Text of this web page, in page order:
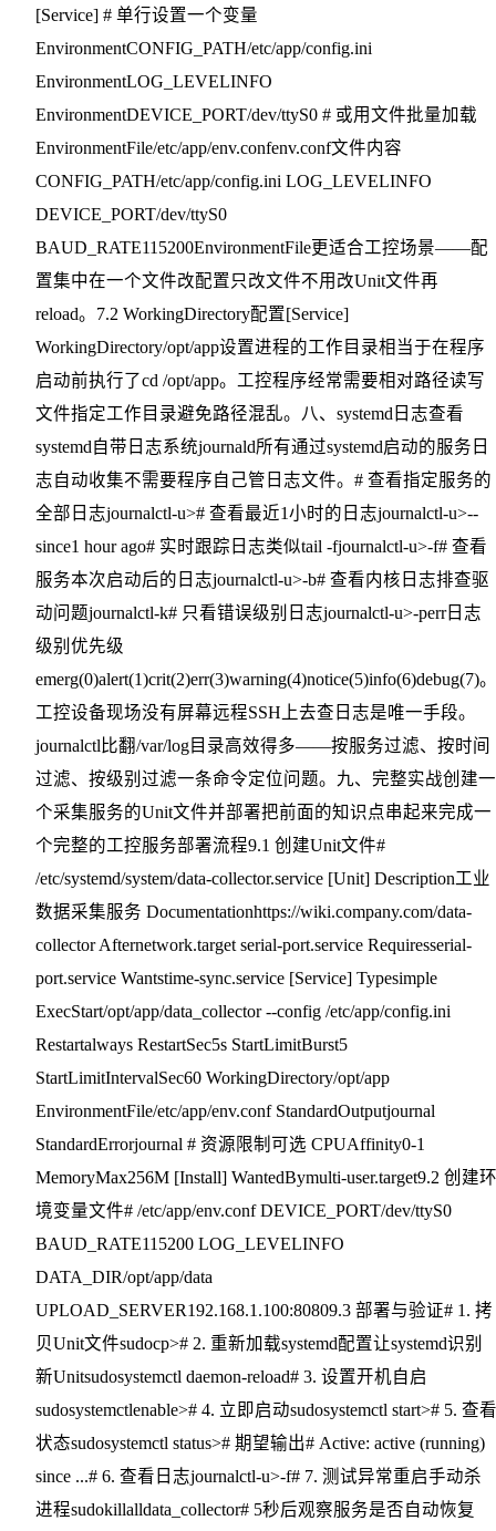
[Service] # 单行设置一个变量
EnvironmentCONFIG_PATH/etc/app/config.ini
EnvironmentLOG_LEVELINFO
EnvironmentDEVICE_PORT/dev/ttyS0 # 或用文件批量加载
EnvironmentFile/etc/app/env.confenv.conf文件内容
CONFIG_PATH/etc/app/config.ini LOG_LEVELINFO
DEVICE_PORT/dev/ttyS0
BAUD_RATE115200EnvironmentFile更适合工控场景——配
置集中在一个文件改配置只改文件不用改Unit文件再
reload。7.2 WorkingDirectory配置[Service]
WorkingDirectory/opt/app设置进程的工作目录相当于在程序
启动前执行了cd /opt/app。工控程序经常需要相对路径读写
文件指定工作目录避免路径混乱。八、systemd日志查看
systemd自带日志系统journald所有通过systemd启动的服务日
志自动收集不需要程序自己管日志文件。# 查看指定服务的
全部日志journalctl-u># 查看最近1小时的日志journalctl-u>--
since1 hour ago# 实时跟踪日志类似tail -fjournalctl-u>-f# 查看
服务本次启动后的日志journalctl-u>-b# 查看内核日志排查驱
动问题journalctl-k# 只看错误级别日志journalctl-u>-perr日志
级别优先级
emerg(0)alert(1)crit(2)err(3)warning(4)notice(5)info(6)debug(7)。
工控设备现场没有屏幕远程SSH上去查日志是唯一手段。
journalctl比翻/var/log目录高效得多——按服务过滤、按时间
过滤、按级别过滤一条命令定位问题。九、完整实战创建一
个采集服务的Unit文件并部署把前面的知识点串起来完成一
个完整的工控服务部署流程9.1 创建Unit文件#
/etc/systemd/system/data-collector.service [Unit] Description工业
数据采集服务 Documentationhttps://wiki.company.com/data-
collector Afternetwork.target serial-port.service Requiresserial-
port.service Wantstime-sync.service [Service] Typesimple
ExecStart/opt/app/data_collector --config /etc/app/config.ini
Restartalways RestartSec5s StartLimitBurst5
StartLimitIntervalSec60 WorkingDirectory/opt/app
EnvironmentFile/etc/app/env.conf StandardOutputjournal
StandardErrorjournal # 资源限制可选 CPUAffinity0-1
MemoryMax256M [Install] WantedBymulti-user.target9.2 创建环
境变量文件# /etc/app/env.conf DEVICE_PORT/dev/ttyS0
BAUD_RATE115200 LOG_LEVELINFO
DATA_DIR/opt/app/data
UPLOAD_SERVER192.168.1.100:80809.3 部署与验证# 1. 拷
贝Unit文件sudocp># 2. 重新加载systemd配置让systemd识别
新Unitsudosystemctl daemon-reload# 3. 设置开机自启
sudosystemctlenable># 4. 立即启动sudosystemctl start># 5. 查看
状态sudosystemctl status># 期望输出# Active: active (running)
since ...# 6. 查看日志journalctl-u>-f# 7. 测试异常重启手动杀
进程sudokillalldata_collector# 5秒后观察服务是否自动恢复